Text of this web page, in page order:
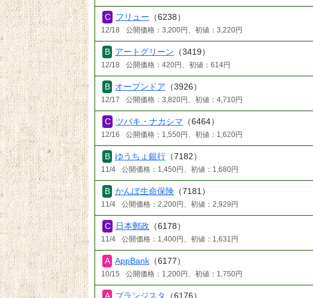
フリュー （6238）
12/18 公開価格：3,200円、初値：3,220円
アートグリーン （3419）
12/18 公開価格：420円、初値：614円
オープンドア （3926）
12/17 公開価格：3,820円、初値：4,710円
ツバキ・ナカシマ （6464）
12/16 公開価格：1,550円、初値：1,620円
ゆうちょ銀行 （7182）
11/4 公開価格：1,450円、初値：1,680円
かんぽ生命保険 （7181）
11/4 公開価格：2,200円、初値：2,929円
日本郵政 （6178）
11/4 公開価格：1,400円、初値：1,631円
AppBank （6177）
10/15 公開価格：1,200円、初値：1,750円
ブランジスタ （6176）